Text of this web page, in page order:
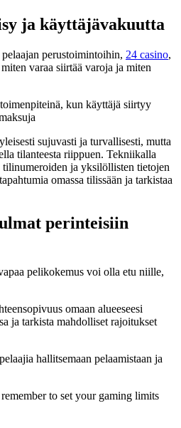
ja käyttäjävakuutta
perustoimintoihin, 24 casino,
varaa siirtää varoja ja miten
kun käyttäjä siirtyy
sujuvasti ja turvallisesti, mutta
tilanteesta riippuen. Tekniikalla
tilinumeroiden ja yksilöllisten tietojen
omassa tilissään ja tarkistaa
perinteisiin
pelikokemus voi olla etu niille,
omaan alueeseesi
ja tarkista mahdolliset rajoitukset
hallitsemaan pelaamistaan ja
to set your gaming limits